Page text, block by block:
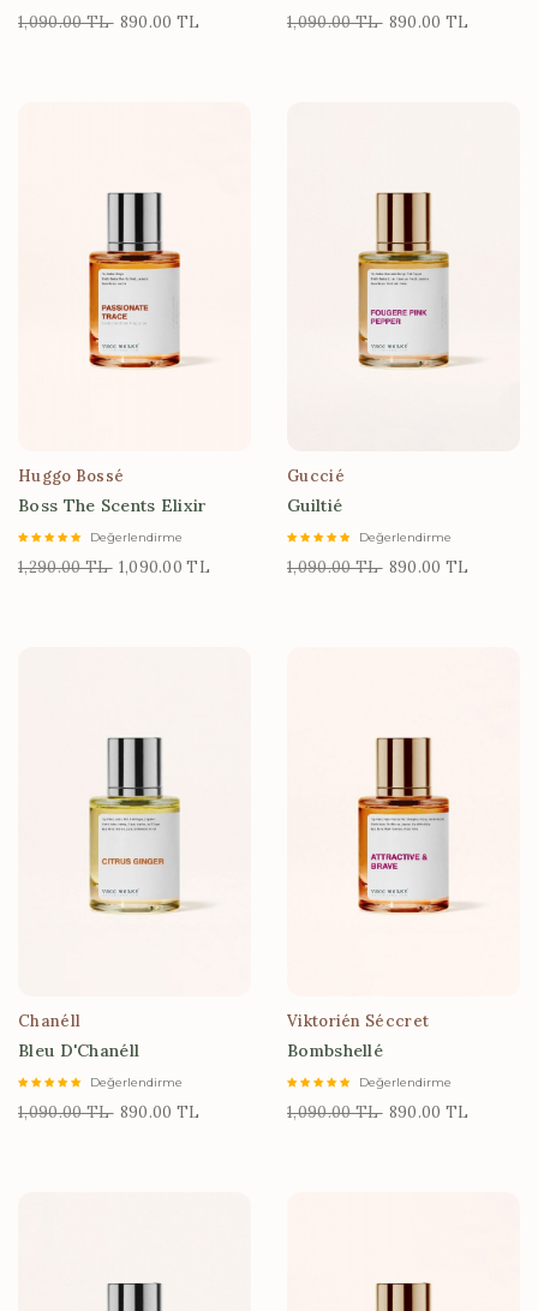
1,090.00 TL 890.00 TL 1,090.00 TL 890.00 TL
Huggo Bossé
Boss The Scents Elixir
Değerlendirme
1,290.00 TL 1,090.00 TL
Guccié
Guiltié
Değerlendirme
1,090.00 TL 890.00 TL
Chanéll
Bleu D'Chanéll
Değerlendirme
1,090.00 TL 890.00 TL
Viktorién Séccret
Bombshellé
Değerlendirme
1,090.00 TL 890.00 TL